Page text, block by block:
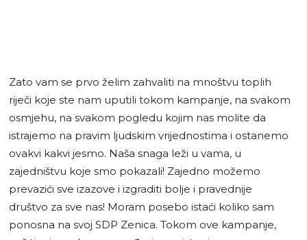
Zato vam se prvo želim zahvaliti na mnoštvu toplih
riječi koje ste nam uputili tokom kampanje, na svakom
osmjehu, na svakom pogledu kojim nas molite da
istrajemo na pravim ljudskim vrijednostima i ostanemo
ovakvi kakvi jesmo. Naša snaga leži u vama, u
zajedništvu koje smo pokazali! Zajedno možemo
prevazići sve izazove i izgraditi bolje i pravednije
društvo za sve nas! Moram posebo istaći koliko sam
ponosna na svoj SDP Zenica. Tokom ove kampanje,